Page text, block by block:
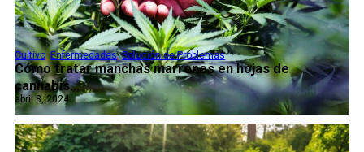
Cómo tratar manchas marrones en hojas de
cannabis...
Cultivo,Enfermedades,Solución de Problemas
abril 8, 2024